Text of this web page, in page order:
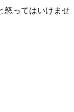
怒ってはいけませ